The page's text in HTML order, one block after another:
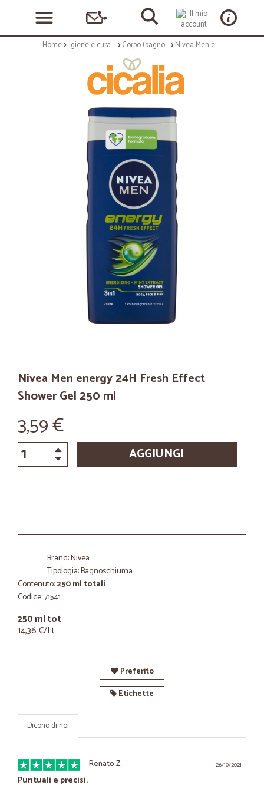
Home Igiene e cura personale Corpo (bagnoschiuma, crema corpo) Nivea Men energy 24H Fresh Effect Shower Gel 250 ml
Nivea Men energy 24H Fresh Effect
Shower Gel 250 ml
3,59 €
AGGIUNGI
Brand: Nivea
Tipologia: Bagnoschiuma
Contenuto:250 ml totali
Codice: 71541
250 ml tot
14,36 €/Lt
Preferito
Etichette
Dicono di noi
26/10/2021
—Renato Z.
Puntuali e precisi.